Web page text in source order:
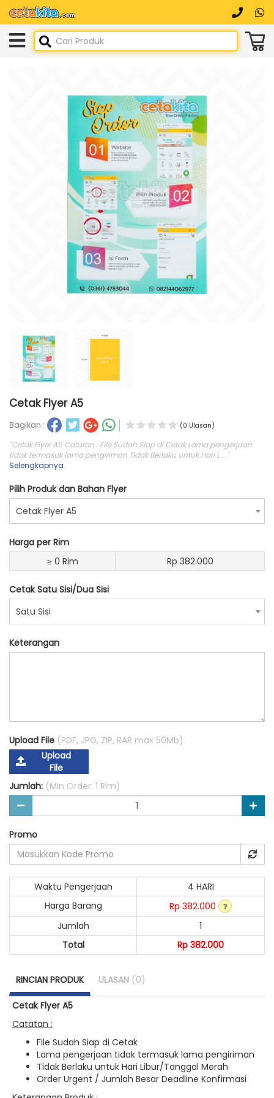
Cetak Flyer A5
Bagikan : (0 Ulasan)
"Cetak Flyer A5 Catatan : File Sudah Siap di Cetak Lama pengerjaan
tidak termasuk lama pengiriman Tidak Berlaku untuk Hari L ..."
Selengkapnya.
Pilih Produk dan Bahan Flyer
Cetak Flyer A5
Harga per Rim
≥ 0 Rim
Rp 382.000
Cetak Satu Sisi/Dua Sisi
Satu Sisi
Keterangan
Upload File (PDF, JPG, ZIP, RAR max 50Mb)
Upload
File
Jumlah: (Min Order: 1 Rim)
Promo
Waktu Pengerjaan
4 HARI
Harga Barang
Rp 382.000
Jumlah
1
Total
Rp 382.000
RINCIAN PRODUK ULASAN (0)
Cetak Flyer A5
Catatan :
File Sudah Siap di Cetak
Lama pengerjaan tidak termasuk lama pengiriman
Tidak Berlaku untuk Hari Libur/Tanggal Merah
Order Urgent / Jumlah Besar Deadline Konfirmasi